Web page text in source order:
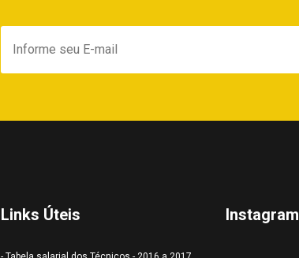
Links Úteis Instagram